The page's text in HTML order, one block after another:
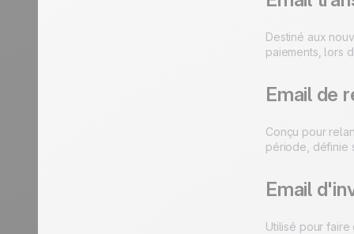
Destiné aux
paiements, lors
Email de
Conçu pour
période, définie
Email
Utilisé pour